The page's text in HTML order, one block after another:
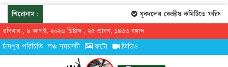
শিরোনাম: যুবদলের কেন্দ্রীয় কমিটিতে
রবিবার , ৯ আগস্ট, ২০২৬ খ্রিষ্টাব্দ , ২৫ শ্রাবণ, ১৪৩৩ বঙ্গাব্দ
চাঁদপুর পরিচিতি লঞ্চ সময়সূচী ফটো ভিডিও